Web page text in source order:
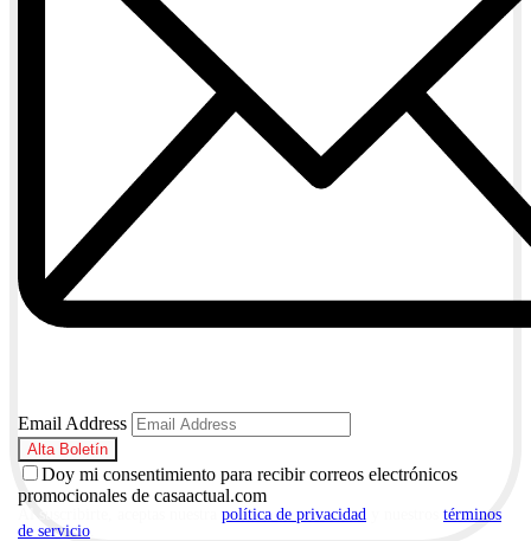
Email Address
Doy mi consentimiento para recibir correos electrónicos
promocionales de casaactual.com
política de privacidad
términos
de servicio